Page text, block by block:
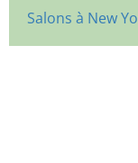
Salons à New